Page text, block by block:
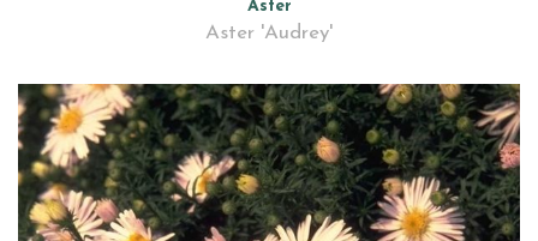
Aster
Aster 'Audrey'